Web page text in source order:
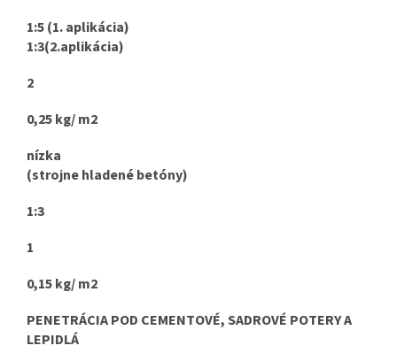
1:5 (1. aplikácia)
1:3(2.aplikácia)
2
0,25 kg/ m2
nízka
(strojne hladené betóny)
1:3
1
0,15 kg/ m2
PENETRÁCIA POD CEMENTOVÉ, SADROVÉ POTERY A
LEPIDLÁ